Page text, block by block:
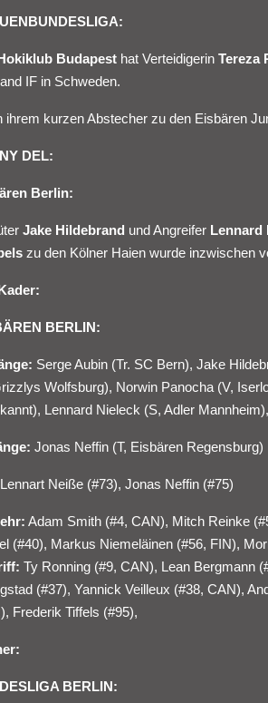
Budapest hat Verteidigerin Tereza
IF in Schweden.
ihrem kurzen Abstecher zu den Eisbären
DEL:
Berlin:
Jake Hildebrand und Angreifer Lennard
zu den Kölner Haien wurde inzwischen
BERLIN:
Serge Aubin (Tr. SC Bern), Jake
Wolfsburg), Norwin Panocha (V,
Lennard Nieleck (S, Adler
Jonas Neffin (T, Eisbären Regensburg)
Lennart Neiße (#73), Jonas Neffin (#75)
Adam Smith (#4, CAN), Mitch Reinke
(#40), Markus Niemeläinen (#56, FIN),
Ty Ronning (#9, CAN), Lean Bergmann
(#37), Yannick Veilleux (#38, CAN),
Frederik Tiffels (#95),
BERLIN: